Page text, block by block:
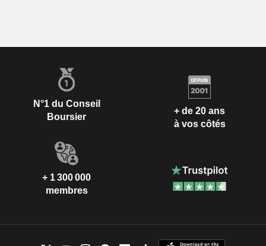
N°1 du Conseil
Boursier
+ de 20 ans
à vos côtés
+ 1 300 000
membres